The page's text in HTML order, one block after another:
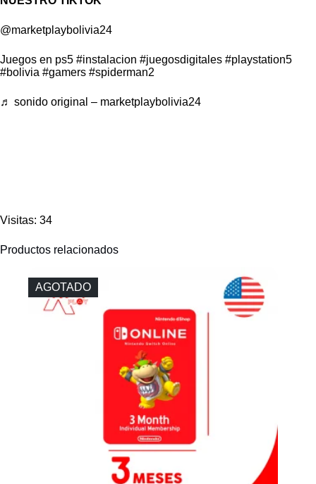
@marketplaybolivia24
Juegos en ps5 #instalacion #juegosdigitales #playstation5
#bolivia #gamers #spiderman2
♬ sonido original – marketplaybolivia24
Visitas: 34
Productos relacionados
AGOTADO